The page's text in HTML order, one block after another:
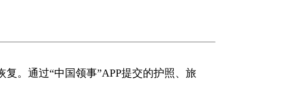
。通过“中国领事”APP提交的护照、旅